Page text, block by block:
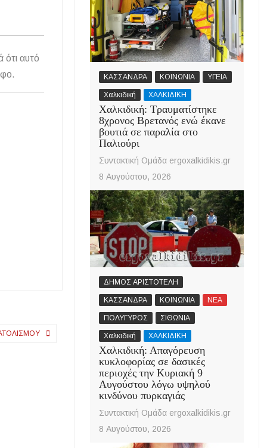
αυτό
ΚΑΣΣΑΝΔΡΑ ΚΟΙΝΩΝΙΑ ΥΓΕΙΑ
Χαλκιδική ΧΑΛΚΙΔΙΚΗ
Χαλκιδική: Τραυματίστηκε
8χρονος Βρετανός ενώ έκανε
βουτιά σε παραλία στο
Παλιούρι
Συντακτική Ομάδα ergoxalkidikis.gr
8 Αυγούστου, 2026
ΔΗΜΟΣ ΑΡΙΣΤΟΤΕΛΗ
ΚΑΣΣΑΝΔΡΑ ΚΟΙΝΩΝΙΑ ΝΕΑ
ΠΟΛΥΓΥΡΟΣ ΣΙΘΩΝΙΑ
Χαλκιδική ΧΑΛΚΙΔΙΚΗ
Χαλκιδική: Απαγόρευση
κυκλοφορίας σε δασικές
περιοχές την Κυριακή 9
Αυγούστου λόγω υψηλού
κινδύνου πυρκαγιάς
Συντακτική Ομάδα ergoxalkidikis.gr
8 Αυγούστου, 2026